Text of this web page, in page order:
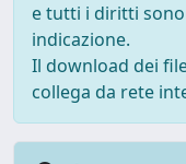
e tutti i diritti
indicazione.
Il download dei
collega da rete